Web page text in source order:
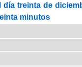
treinta de
minutos